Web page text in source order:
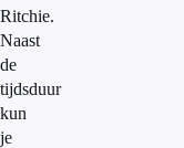
Ritchie.
Naast
de
tijdsduur
kun
je